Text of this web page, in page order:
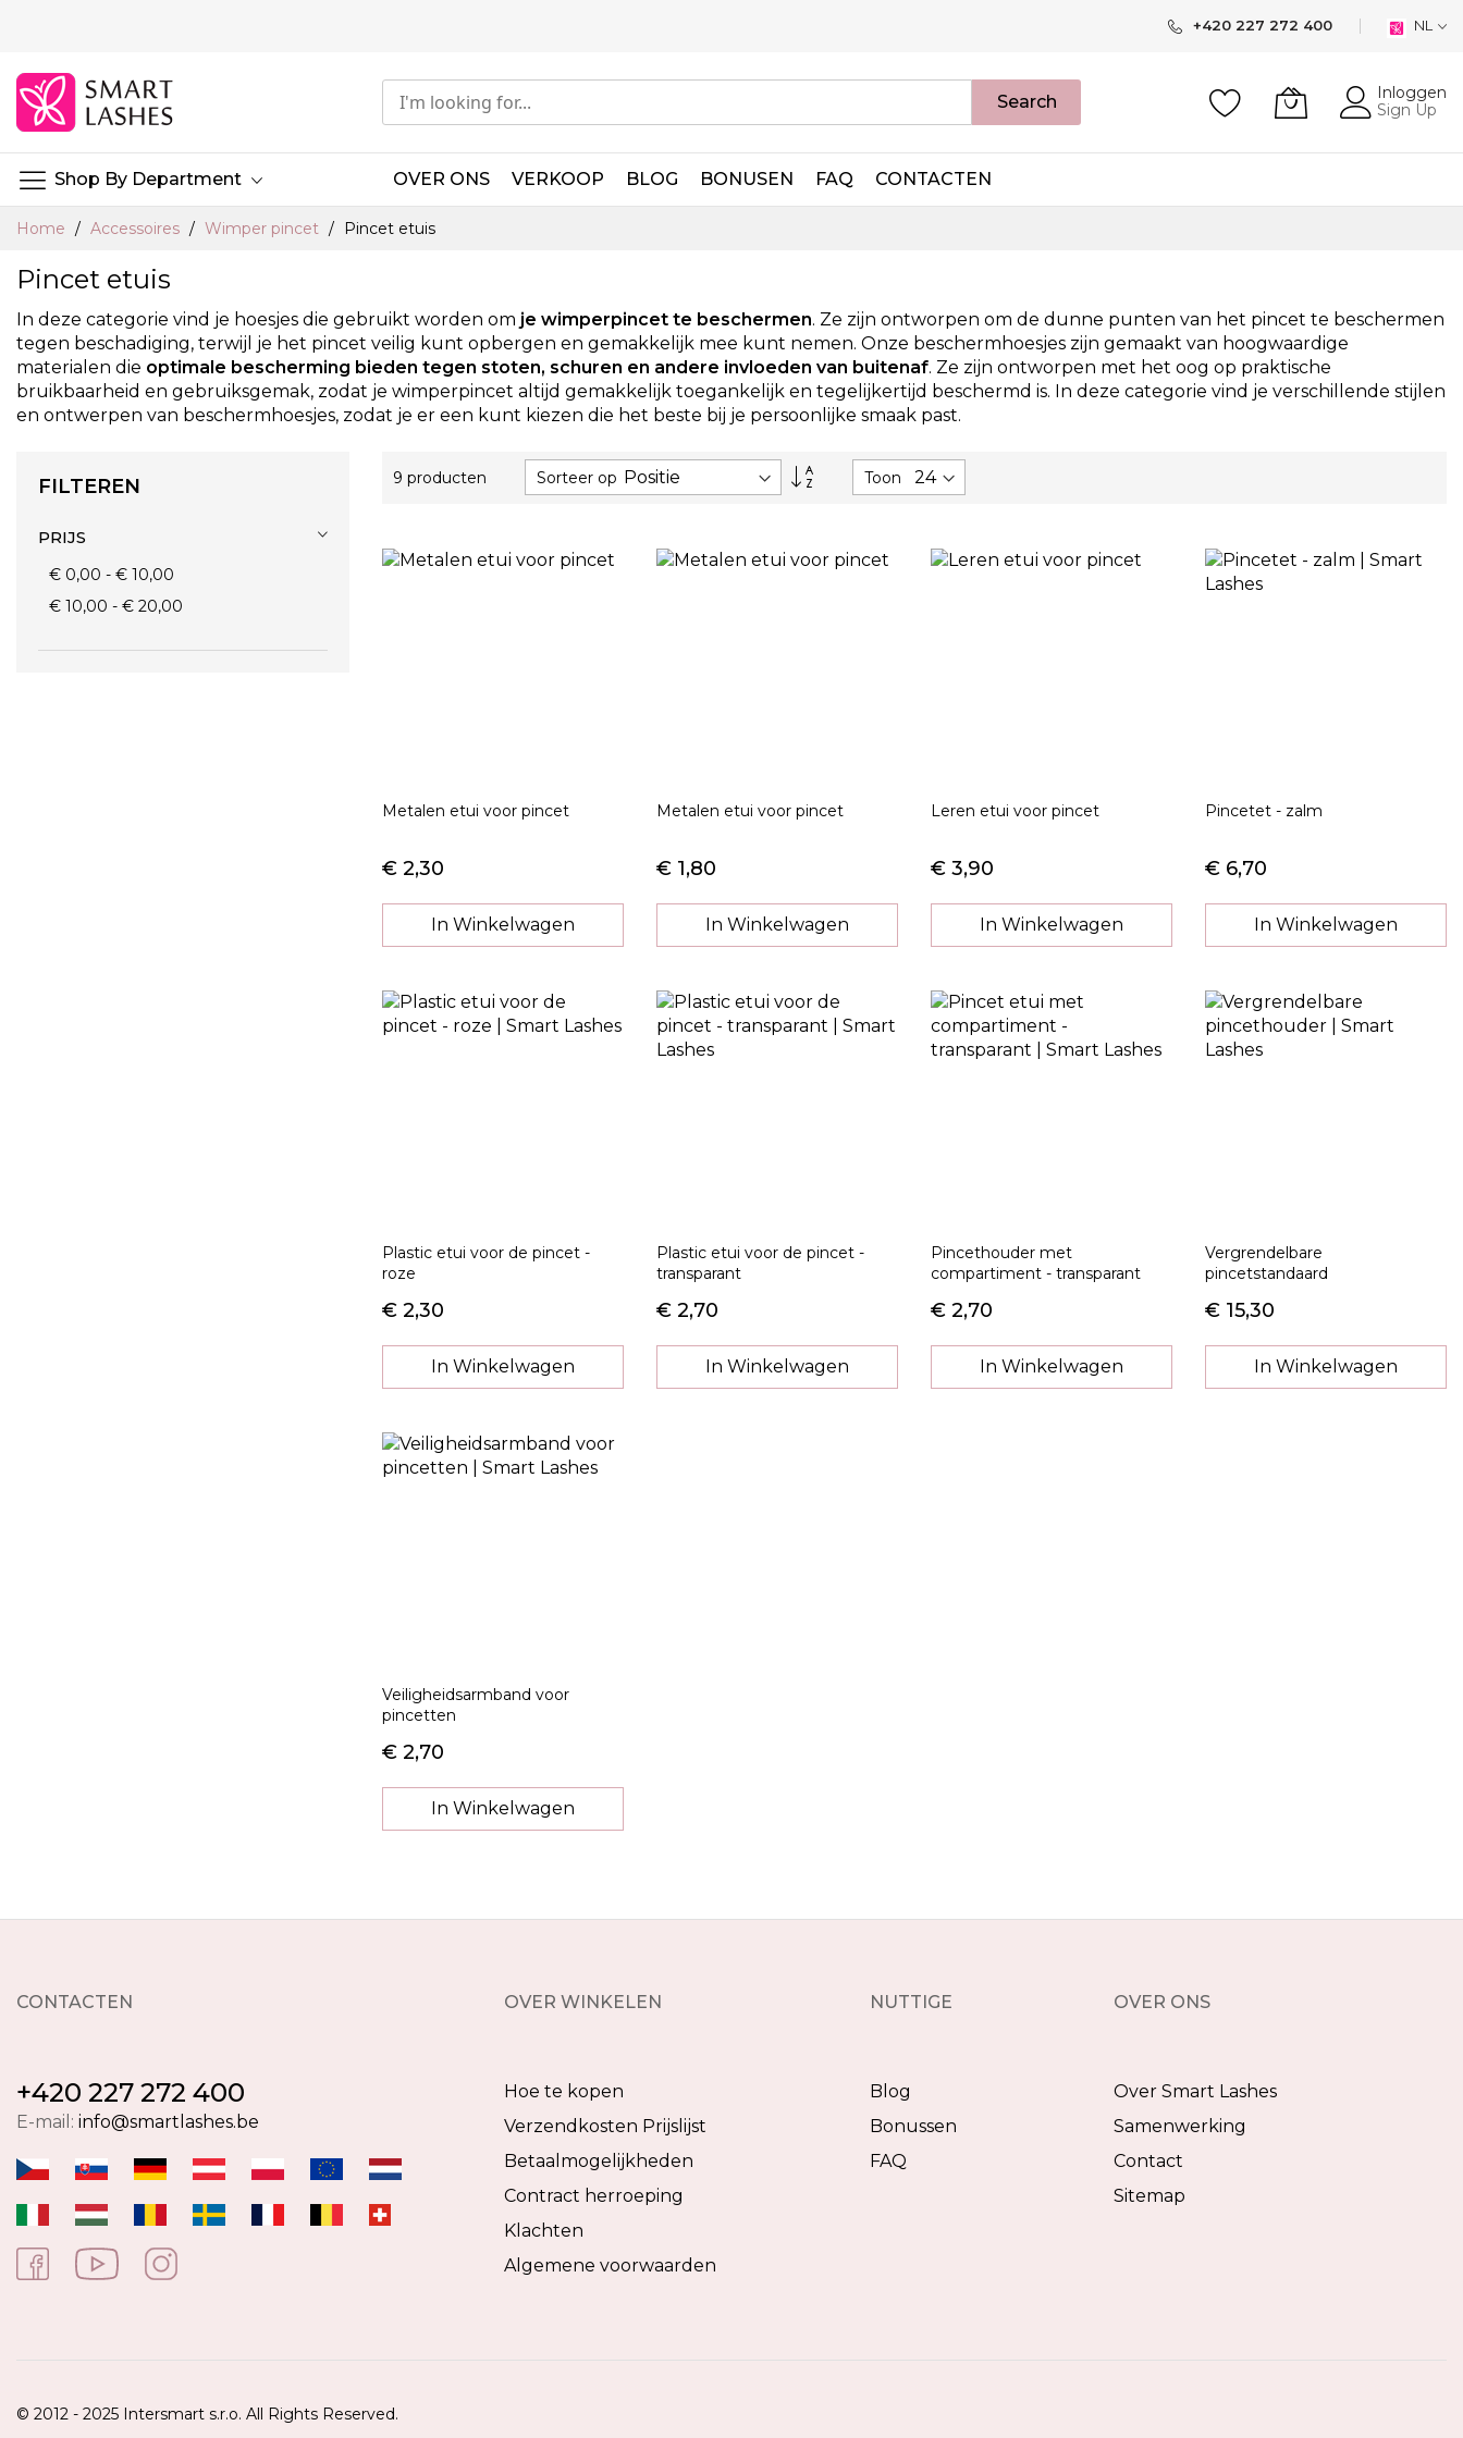
inhoud
+420 227 272 400 NL
Shop By Department
Search
Inloggen
Sign Up
OVER ONS VERKOOP BLOG BONUSEN FAQ CONTACTEN
Home Accessoires Wimper pincet Pincet etuis
Pincet etuis
In deze categorie vind je hoesjes die gebruikt worden om je wimperpincet te beschermen. Ze zijn ontworpen om de dunne punten van het pincet te beschermen
tegen beschadiging, terwijl je het pincet veilig kunt opbergen en gemakkelijk mee kunt nemen. Onze beschermhoesjes zijn gemaakt van hoogwaardige
materialen die optimale bescherming bieden tegen stoten, schuren en andere invloeden van buitenaf. Ze zijn ontworpen met het oog op praktische
bruikbaarheid en gebruiksgemak, zodat je wimperpincet altijd gemakkelijk toegankelijk en tegelijkertijd beschermd is. In deze categorie vind je verschillende stijlen
en ontwerpen van beschermhoesjes, zodat je er een kunt kiezen die het beste bij je persoonlijke smaak past.
9 producten Sorteer op
Van
sorteren
Toon
Metalen etui voor pincet
€ 2,30
In Winkelwagen
Metalen etui voor pincet
€ 1,80
In Winkelwagen
Leren etui voor pincet
€ 3,90
In Winkelwagen
Pincetet - zalm
€ 6,70
In Winkelwagen
Plastic etui voor de pincet -
roze
€ 2,30
In Winkelwagen
Plastic etui voor de pincet -
transparant
€ 2,70
In Winkelwagen
Pincethouder met
compartiment - transparant
€ 2,70
In Winkelwagen
Vergrendelbare
pincetstandaard
€ 15,30
In Winkelwagen
Veiligheidsarmband voor
pincetten
€ 2,70
In Winkelwagen
FILTEREN
PRIJS
€ 0,00 - € 10,00
€ 10,00 - € 20,00
CONTACTEN
+420 227 272 400
E-mail: info@smartlashes.be
OVER WINKELEN
Hoe te kopen
Verzendkosten Prijslijst
Betaalmogelijkheden
Contract herroeping
Klachten
Algemene voorwaarden
NUTTIGE
Blog
Bonussen
FAQ
OVER ONS
Over Smart Lashes
Samenwerking
Contact
Sitemap
© 2012 - 2025 Intersmart s.r.o. All Rights Reserved.